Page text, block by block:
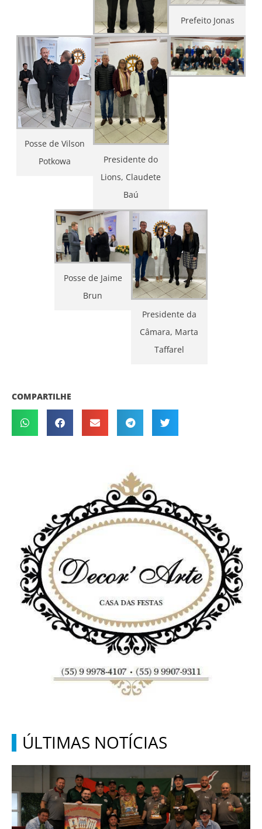
Prefeito Jonas
Posse de Vilson
Potkowa
Presidente do
Lions, Claudete
Baú
Posse de Jaime
Brun
Presidente da
Câmara, Marta
Taffarel
COMPARTILHE
ÚLTIMAS NOTÍCIAS